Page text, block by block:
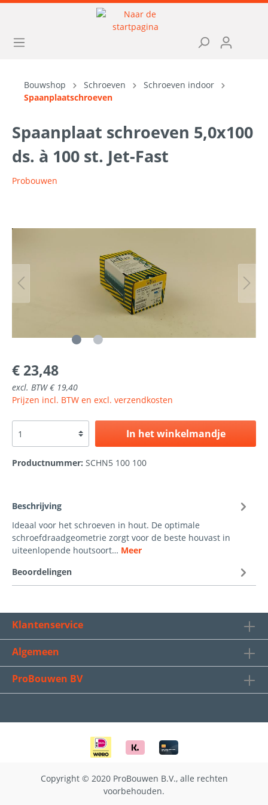
Bouwshop Schroeven
Schroeven indoor
Spaanplaatschroeven
Spaanplaat schroeven 5,0x100
ds. à 100 st. Jet-Fast
Probouwen
€ 23,48
excl. BTW € 19,40
Prijzen incl. BTW en excl. verzendkosten
In het winkelmandje
Productnummer: SCHN5 100 100
Beschrijving
Ideaal voor het schroeven in hout. De optimale
schroefdraadgeometrie zorgt voor de beste houvast in
uiteenlopende houtsoort… Meer
Beoordelingen
Klantenservice
Algemeen
ProBouwen BV
Copyright © 2020 ProBouwen B.V., alle rechten
voorbehouden.